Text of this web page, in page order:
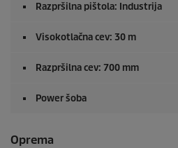
Razpršilna pištola: Industrija
Visokotlačna cev: 30 m
Razpršilna cev: 700 mm
Power šoba
Oprema